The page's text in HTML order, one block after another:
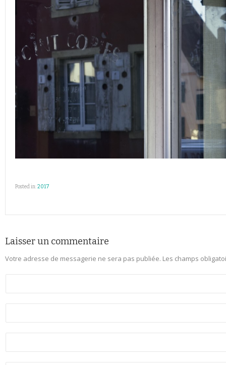
Posted in:2017
Laisser un commentaire
Votre adresse de messagerie ne sera pas publiée. Les champs